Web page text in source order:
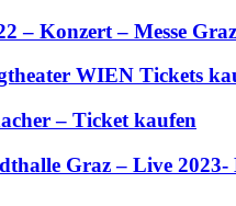
– Konzert – Messe
WIEN Tickets
– Ticket kaufen
Graz – Live